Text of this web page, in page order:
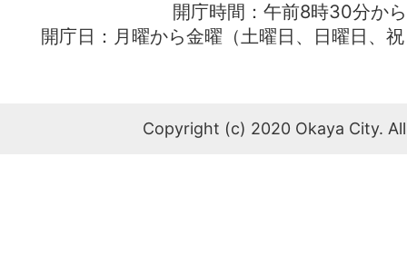
開庁時間：午前8時30分か
開庁日：月曜から金曜（土曜日、日曜日、
Copyright (c) 2020 Okaya City.